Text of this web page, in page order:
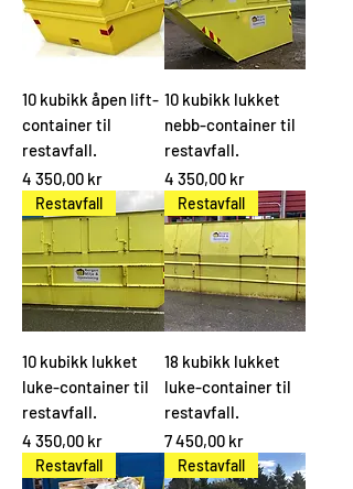
10 kubikk åpen lift-
container til
restavfall.
Pris
4 350,00 kr
10 kubikk lukket
nebb-container til
restavfall.
Pris
4 350,00 kr
Restavfall
10 kubikk lukket
luke-container til
restavfall.
Pris
4 350,00 kr
Restavfall
18 kubikk lukket
luke-container til
restavfall.
Pris
7 450,00 kr
Restavfall Restavfall